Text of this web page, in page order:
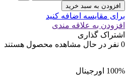
افزودن به سبد خرید
برای مقایسه اضافه کنید
افزودن به علاقه مندی
اشتراک گذاری
0 نفر در حال مشاهده محصول هستند
100% اورجینال